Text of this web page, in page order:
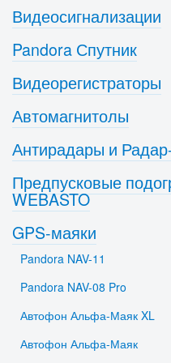
Видеосигнализации
Pandora Спутник
Видеорегистраторы
Автомагнитолы
Антирадары и
Предпусковые
WEBASTO
GPS-маяки
Pandora NAV-11
Pandora NAV-08 Pro
Автофон Альфа-Маяк XL
Автофон Альфа-Маяк